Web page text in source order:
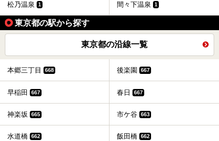
松乃温泉 1 間々下温泉 1
東京都の駅から探す
東京都の沿線一覧
本郷三丁目 668 後楽園 667
早稲田 667 春日 667
神楽坂 665 市ケ谷 663
水道橋 662 飯田橋 662